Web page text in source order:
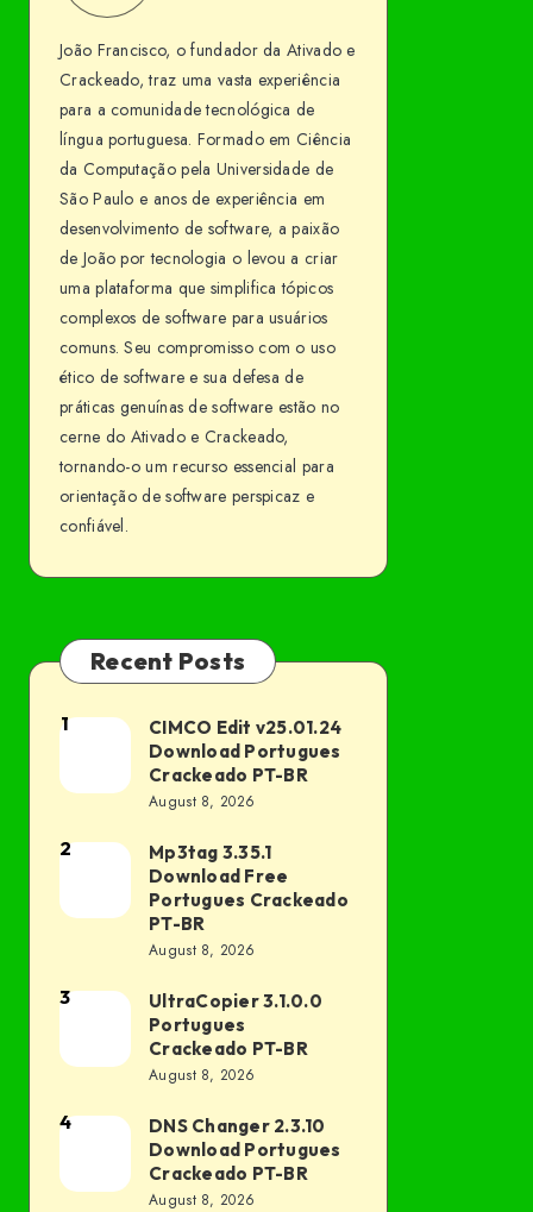
Francisco
Facebook
João Francisco, o fundador da Ativado e
Crackeado, traz uma vasta experiência
para a comunidade tecnológica de
língua portuguesa. Formado em Ciência
da Computação pela Universidade de
São Paulo e anos de experiência em
desenvolvimento de software, a paixão
de João por tecnologia o levou a criar
uma plataforma que simplifica tópicos
complexos de software para usuários
comuns. Seu compromisso com o uso
ético de software e sua defesa de
práticas genuínas de software estão no
cerne do Ativado e Crackeado,
tornando-o um recurso essencial para
orientação de software perspicaz e
confiável.
Recent Posts
CIMCO
v25.01.24
Crackeado
1
CIMCO Edit v25.01.24
Download Portugues
Crackeado PT-BR
August 8, 2026
Mp3tag
Download
Portugues
PT-
2
Mp3tag 3.35.1
Download Free
Portugues Crackeado
PT-BR
August 8, 2026
UltraCopier
Portugues
3
UltraCopier 3.1.0.0
Portugues
Crackeado PT-BR
August 8, 2026
DNS
2.3.10
4
DNS Changer 2.3.10
Download Portugues
Crackeado PT-BR
August 8, 2026